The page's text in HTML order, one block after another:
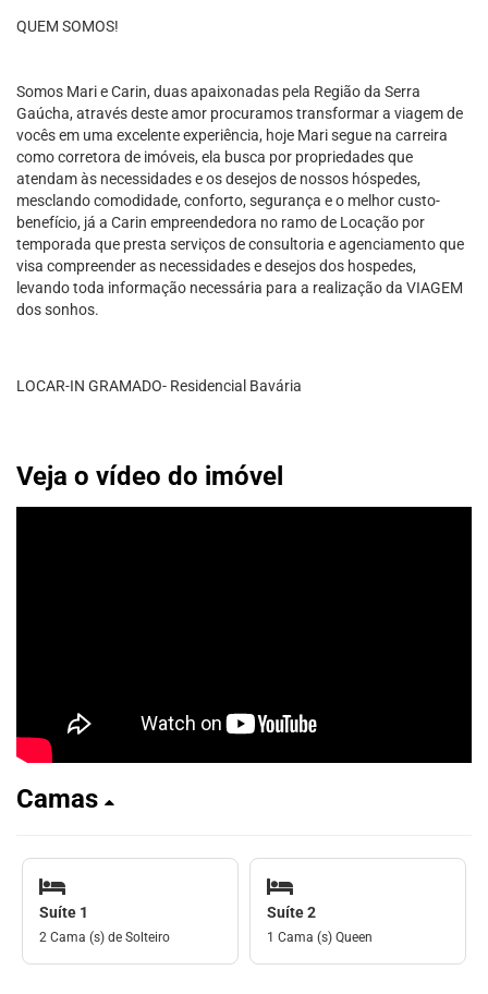
QUEM SOMOS!
Somos Mari e Carin, duas apaixonadas pela Região da Serra
Gaúcha, através deste amor procuramos transformar a viagem de
vocês em uma excelente experiência, hoje Mari segue na carreira
como corretora de imóveis, ela busca por propriedades que
atendam às necessidades e os desejos de nossos hóspedes,
mesclando comodidade, conforto, segurança e o melhor custo-
benefício, já a Carin empreendedora no ramo de Locação por
temporada que presta serviços de consultoria e agenciamento que
visa compreender as necessidades e desejos dos hospedes,
levando toda informação necessária para a realização da VIAGEM
dos sonhos.
LOCAR-IN GRAMADO- Residencial Bavária
Veja o vídeo do imóvel
Camas
Suíte 1
2 Cama (s) de Solteiro
Suíte 2
1 Cama (s) Queen